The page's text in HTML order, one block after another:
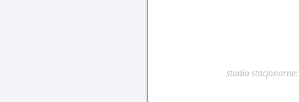
studia stacjonarne: